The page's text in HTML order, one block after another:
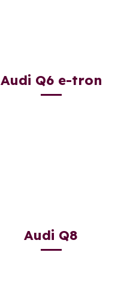
Audi Q6 e-tron
Audi Q8